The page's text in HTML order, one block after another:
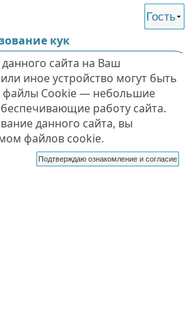
Гость
кук
сайта на Ваш
иное устройство могут быть
файлы Cookie — небольшие
работу сайта.
данного сайта, вы
файлов cookie.
Подтверждаю ознакомление и согласие